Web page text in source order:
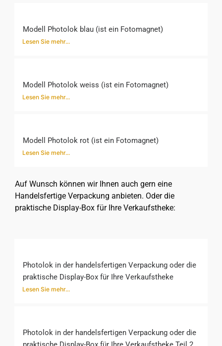
Modell Photolok blau (ist ein Fotomagnet)
Lesen Sie mehr...
Modell Photolok weiss (ist ein Fotomagnet)
Lesen Sie mehr...
Modell Photolok rot (ist ein Fotomagnet)
Lesen Sie mehr...
Auf Wunsch können wir Ihnen auch gern eine
Handelsfertige Verpackung anbieten. Oder die
praktische Display-Box für Ihre Verkaufstheke:
Photolok in der handelsfertigen Verpackung oder die
praktische Display-Box für Ihre Verkaufstheke
Lesen Sie mehr...
Photolok in der handelsfertigen Verpackung oder die